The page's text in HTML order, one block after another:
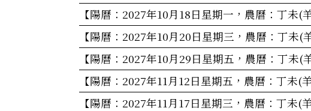
【陽曆：2027年10月18日星期一，農曆：丁未(
【陽曆：2027年10月20日星期三，農曆：丁未(
【陽曆：2027年10月29日星期五，農曆：丁未(
【陽曆：2027年11月12日星期五，農曆：丁未(
【陽曆：2027年11月17日星期三，農曆：丁未(